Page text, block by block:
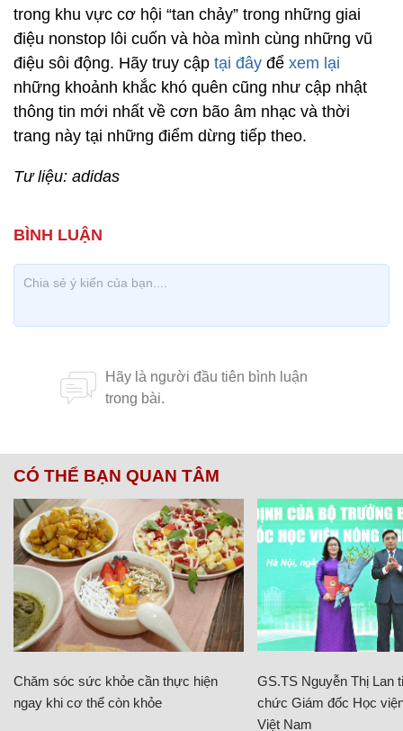
trong khu vực cơ hội “tan chảy” trong những giai
điệu nonstop lôi cuốn và hòa mình cùng những vũ
điệu sôi động. Hãy truy cập tại đây để xem lại
những khoảnh khắc khó quên cũng như cập nhật
thông tin mới nhất về cơn bão âm nhạc và thời
trang này tại những điểm dừng tiếp theo.
Tư liệu: adidas
CÓ THỂ BẠN QUAN TÂM
Chăm sóc sức khỏe cần thực hiện
ngay khi cơ thể còn khỏe
GS.TS Nguyễn Thị Lan
chức Giám đốc Học
Việt Nam